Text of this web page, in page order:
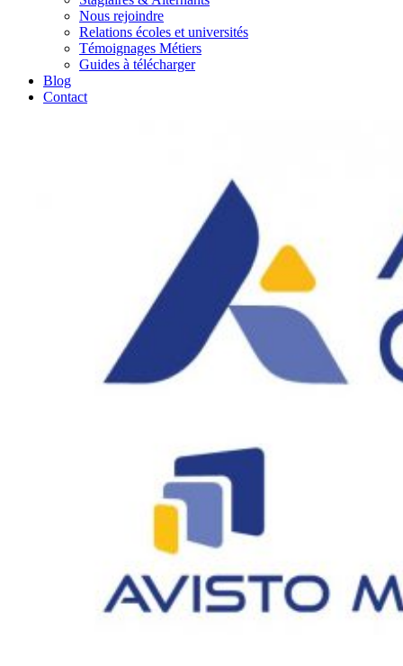
Nous rejoindre
Relations écoles et universités
Témoignages Métiers
Guides à télécharger
Blog
Contact